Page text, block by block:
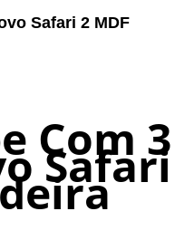
Safari 2 MDF
Com 3
Safari